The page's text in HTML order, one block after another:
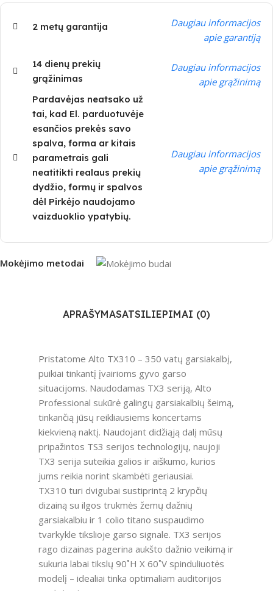
2 metų garantija
Daugiau informacijos
apie garantiją
14 dienų prekių
grąžinimas
Daugiau informacijos
apie grąžinimą
Pardavėjas neatsako už
tai, kad El. parduotuvėje
esančios prekės savo
spalva, forma ar kitais
parametrais gali
neatitikti realaus prekių
dydžio, formų ir spalvos
dėl Pirkėjo naudojamo
vaizduoklio ypatybių.
Daugiau informacijos
apie grąžinimą
Mokėjimo metodai
APRAŠYMASATSILIEPIMAI (0)
Pristatome Alto TX310 – 350 vatų garsiakalbį,
puikiai tinkantį įvairioms gyvo garso
situacijoms. Naudodamas TX3 seriją, Alto
Professional sukūrė galingų garsiakalbių šeimą,
tinkančią jūsų reikliausiems koncertams
kiekvieną naktį. Naudojant didžiąją dalį mūsų
pripažintos TS3 serijos technologijų, naujoji
TX3 serija suteikia galios ir aiškumo, kurios
jums reikia norint skambėti geriausiai.
TX310 turi dvigubai sustiprintą 2 krypčių
dizainą su ilgos trukmės žemų dažnių
garsiakalbiu ir 1 colio titano suspaudimo
tvarkykle tikslioje garso signale. TX3 serijos
rago dizainas pagerina aukšto dažnio veikimą ir
sukuria labai tikslų 90˚H X 60˚V spinduliuotės
modelį – idealiai tinka optimaliam auditorijos